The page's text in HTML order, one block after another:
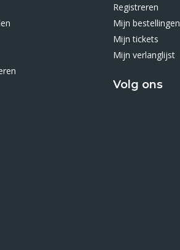
Registreren
Mijn bestellingen
Mijn tickets
Mijn verlanglijst
Volg ons